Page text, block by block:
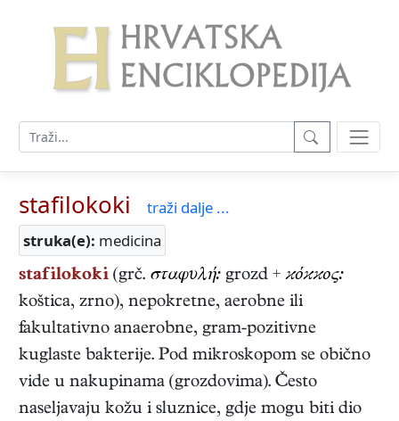
stafilokoki
traži dalje ...
struka(e): medicina
stafilokoki (grč. σταφυλή: grozd + ϰόϰϰoς:
koštica, zrno), nepokretne, aerobne ili
fakultativno anaerobne, gram-pozitivne
kuglaste bakterije. Pod mikroskopom se obično
vide u nakupinama (grozdovima). Često
naseljavaju kožu i sluznice, gdje mogu biti dio